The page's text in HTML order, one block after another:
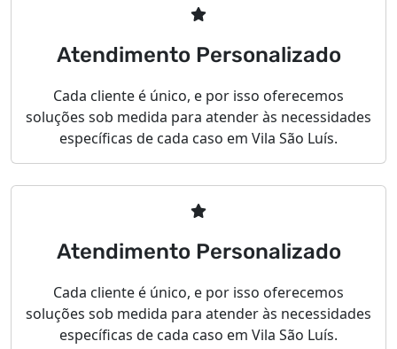
Atendimento Personalizado
Cada cliente é único, e por isso oferecemos
soluções sob medida para atender às necessidades
específicas de cada caso em Vila São Luís.
Atendimento Personalizado
Cada cliente é único, e por isso oferecemos
soluções sob medida para atender às necessidades
específicas de cada caso em Vila São Luís.